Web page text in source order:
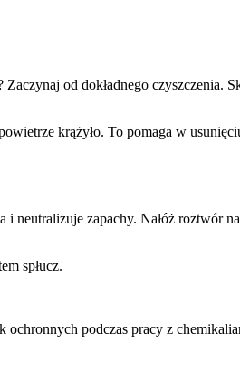
od dokładnego
krążyło. To pomaga w
neutralizuje zapachy. Nałóż roztwór
spłucz.
ochronnych podczas pracy z